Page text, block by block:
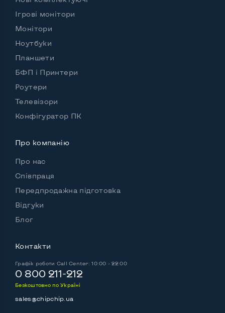
Роз'єми підключення:
Вихід VGA
Выход DVI
Вихід DisplayPort
Ігрові монітори
Монітори
Ноутбуки
Планшети
БФП і Принтери
Роутери
Телевізори
Конфігуратор ПК
Про компанію
Про нас
Співпраця
Передпродажна підготовка
Відгуки
Блог
Контакти
Графік роботи Call Center: 10:00 - 22:00
0 800 211-212
Безкоштовно по Україні
sales@chipchip.ua